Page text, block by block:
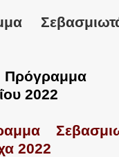
2022
2022